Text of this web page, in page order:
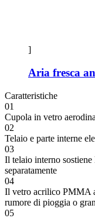
]
Aria fresca
Caratteristiche
01
Cupola in vetro
02
Telaio e parte interne
03
Il telaio interno sostiene
separatamente
04
Il vetro acrilico PMMA
rumore di pioggia o
05